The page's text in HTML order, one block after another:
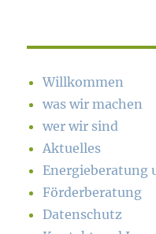
Willkommen
was wir machen
wer wir sind
Aktuelles
Energieberatung
Förderberatung
Datenschutz